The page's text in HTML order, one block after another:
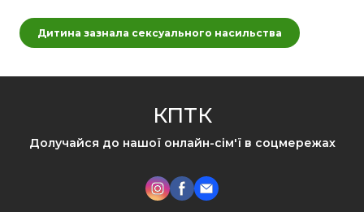
Дитина зазнала сексуального насильства
КПТК
Долучайся до нашої онлайн-сім'ї в соцмережах